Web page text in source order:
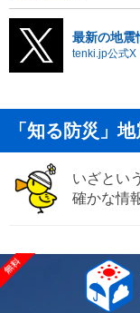
最新の地震
tenki.jp公式X
「知る防災」
いざとい
確かな情